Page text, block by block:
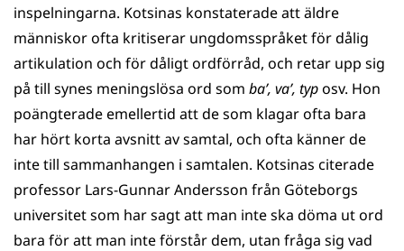
inspelningarna. Kotsinas konstaterade att äldre
människor ofta kritiserar ungdomsspråket för dålig
artikulation och för dåligt ordförråd, och retar upp sig
på till synes meningslösa ord som ba’, va’, typosv. Hon
poängterade emellertid att de som klagar ofta bara
har hört korta avsnitt av samtal, och ofta känner de
inte till sammanhangen i samtalen. Kotsinas citerade
professor Lars-Gunnar Andersson från Göteborgs
universitet som har sagt att man inte ska döma ut ord
bara för att man inte förstår dem, utan fråga sig vad